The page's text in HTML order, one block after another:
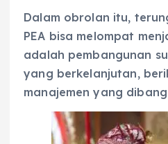
Dalam obrolan itu,
PEA bisa melompat
adalah pembangunan
yang berkelanjutan,
manajemen yang